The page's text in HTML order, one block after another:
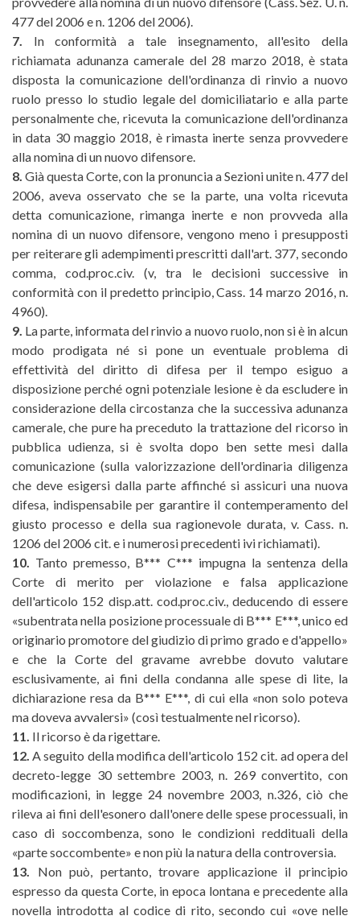
477 del 2006 e n. 1206 del 2006).
7.
In conformità a tale insegnamento, all'esito della
richiamata adunanza camerale del 28 marzo 2018, è stata
disposta la comunicazione dell'ordinanza di rinvio a nuovo
ruolo presso lo studio legale del domiciliatario e alla parte
personalmente che, ricevuta la comunicazione dell'ordinanza
in data 30 maggio 2018, è rimasta inerte senza provvedere
alla nomina di un nuovo difensore.
8. Già questa Corte, con la pronuncia a Sezioni unite n. 477 del
2006, aveva osservato che se la parte, una volta ricevuta
detta comunicazione, rimanga inerte e non provveda alla
nomina di un nuovo difensore, vengono meno i presupposti
per reiterare gli adempimenti prescritti dall'art. 377, secondo
comma, cod.proc.civ. (v, tra le decisioni successive in
conformità con il predetto principio, Cass. 14 marzo 2016, n.
4960).
9. La parte, informata del rinvio a nuovo ruolo, non si è in alcun
modo prodigata né si pone un eventuale problema di
effettività del diritto di difesa per il tempo esiguo a
disposizione perché ogni potenziale lesione è da escludere in
considerazione della circostanza che la successiva adunanza
camerale, che pure ha preceduto la trattazione del ricorso in
pubblica udienza, si è svolta dopo ben sette mesi dalla
comunicazione (sulla valorizzazione dell'ordinaria diligenza
che deve esigersi dalla parte affinché si assicuri una nuova
difesa, indispensabile per garantire il contemperamento del
giusto processo e della sua ragionevole durata, v. Cass. n.
1206 del 2006 cit. e i numerosi precedenti ivi richiamati).
10.
Tanto premesso, B*** C*** impugna la sentenza della
Corte di merito per violazione e falsa applicazione
dell'articolo 152 disp.att. cod.proc.civ., deducendo di essere
«subentrata nella posizione processuale di B*** E***, unico ed
originario promotore del giudizio di primo grado e d'appello»
e che la Corte del gravame avrebbe dovuto valutare
esclusivamente, ai fini della condanna alle spese di lite, la
dichiarazione resa da B*** E***, di cui ella «non solo poteva
ma doveva avvalersi» (così testualmente nel ricorso).
11. Il ricorso è da rigettare.
12. A seguito della modifica dell'articolo 152 cit. ad opera del
decreto-legge 30 settembre 2003, n. 269 convertito, con
modificazioni, in legge 24 novembre 2003, n.326, ciò che
rileva ai fini dell'esonero dall'onere delle spese processuali, in
caso di soccombenza, sono le condizioni reddituali della
«parte soccombente» e non più la natura della controversia.
13.
Non può, pertanto, trovare applicazione il principio
espresso da questa Corte, in epoca lontana e precedente alla
novella introdotta al codice di rito, secondo cui «ove nelle